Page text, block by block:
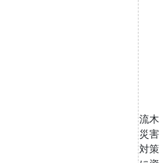
流木
災害
対策